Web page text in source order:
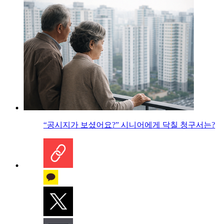
“공시지가 보셨어요?” 시니어에게 닥칠 청구서는?